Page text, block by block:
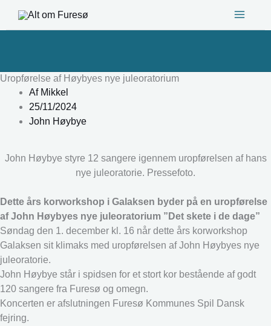
Uropførelse af Høybyes nye juleoratorium
AfMikkel
25/11/2024
John Høybye
John Høybye styre 12 sangere igennem uropførelsen af hans
nye juleoratorie. Pressefoto.
Dette års korworkshop i Galaksen byder på en uropførelse
af John Høybyes nye juleoratorium ”Det skete i de dage”
Søndag den 1. december kl. 16 når dette års korworkshop
Galaksen sit klimaks med uropførelsen af John Høybyes nye
juleoratorie.
John Høybye står i spidsen for et stort kor bestående af godt
120 sangere fra Furesø og omegn.
Koncerten er afslutningen Furesø Kommunes Spil Dansk
fejring.